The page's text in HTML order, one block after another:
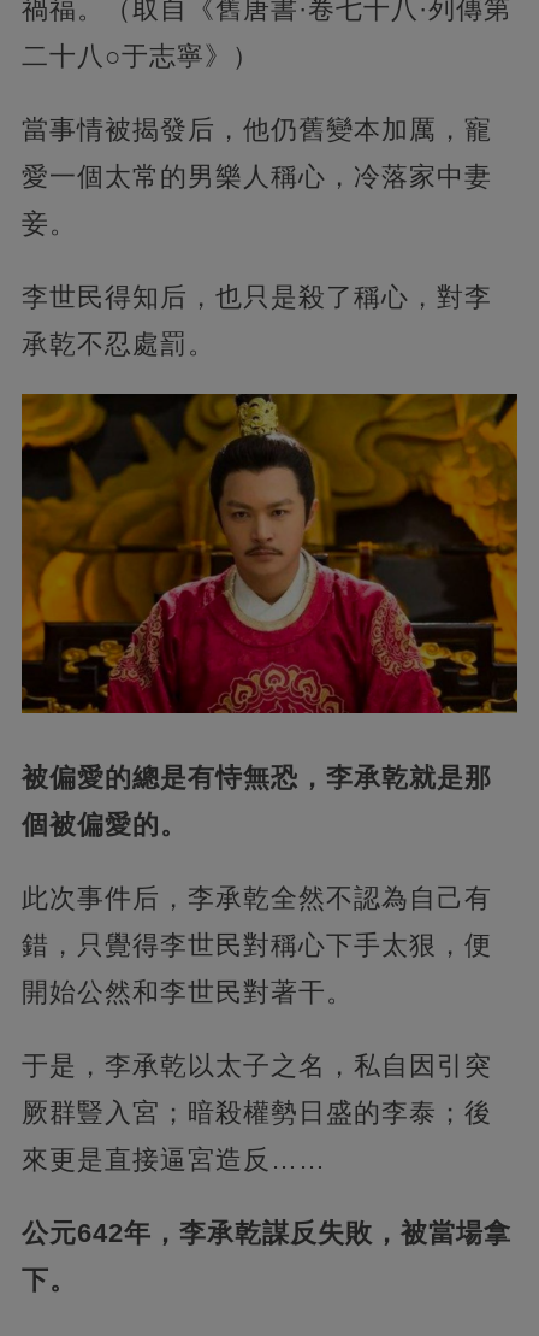
禍福。（取自《舊唐書·卷七十八·列傳第
二十八○于志寧》）
當事情被揭發后，他仍舊變本加厲，寵
愛一個太常的男樂人稱心，冷落家中妻
妾。
李世民得知后，也只是殺了稱心，對李
承乾不忍處罰。
被偏愛的總是有恃無恐，李承乾就是那
個被偏愛的。
此次事件后，李承乾全然不認為自己有
錯，只覺得李世民對稱心下手太狠，便
開始公然和李世民對著干。
于是，李承乾以太子之名，私自因引突
厥群豎入宮；暗殺權勢日盛的李泰；後
來更是直接逼宮造反……
公元642年，李承乾謀反失敗，被當場拿
下。